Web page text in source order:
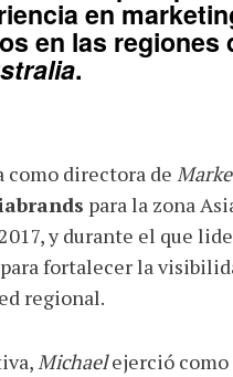
en
en las regiones
.
directora de
para la zona
y durante el que
fortalecer la
regional.
Michaelejerció como